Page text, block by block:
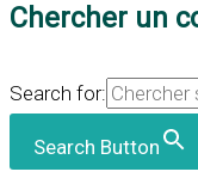
Chercher un
Search for:
Search Button